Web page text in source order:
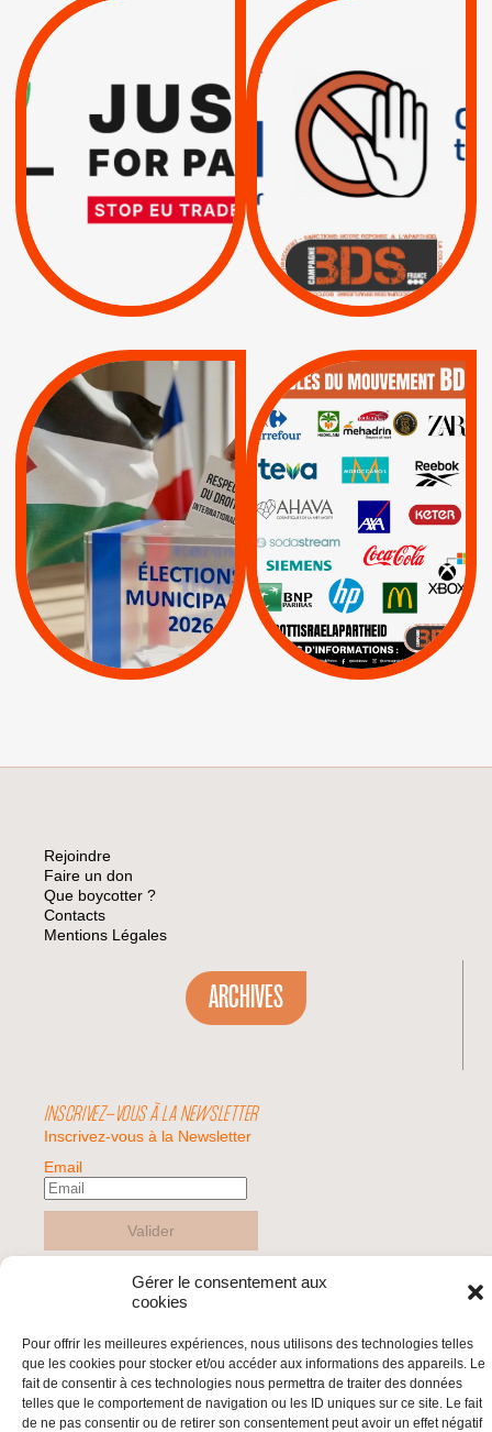
Gérer le consentement aux
cookies
Pour offrir les meilleures expériences, nous utilisons des technologies telles
que les cookies pour stocker et/ou accéder aux informations des appareils. Le
fait de consentir à ces technologies nous permettra de traiter des données
telles que le comportement de navigation ou les ID uniques sur ce site. Le fait
de ne pas consentir ou de retirer son consentement peut avoir un effet négatif
VIOLATIONS DES
SUSPENSION
TOTALE DE
L’ACCORD
D’ASSOCIATION UE-
ISRAËL
| Pétitions
INTERNATIONAL ?
TRUMP, MACRON :
MÊME COMBAT
| Actus |
| Boycott militaire |
Lettres d'interpellation
MUNICIPALES 2026 :
JE VOTE POUR LE
RESPECT DU DROIT
INTERNATIONAL EN
PALESTINE
APPELS | Actus |
Espaces Sans
Apartheid
| Lettres d'interpellation
QUE BOYCOTTER ?
BOYCOTT /
AXA BNP | CAF |
Carrefour | HP |
Keter |
Livres et brochures |
Mehadrin | PUMA
Sodastream |
Visuels, tracts,
affiches,...
Rejoindre
Faire un don
Que boycotter ?
Contacts
Mentions Légales
ARCHIVES
INSCRIVEZ-VOUS À LA NEWSLETTER
Inscrivez-vous à la Newsletter
Email
Valider
© 2026 | BDS France | Boycott Désinvestissement Sanctions, la réponse